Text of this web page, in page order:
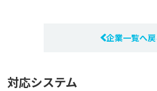
企業一覧へ
対応システム